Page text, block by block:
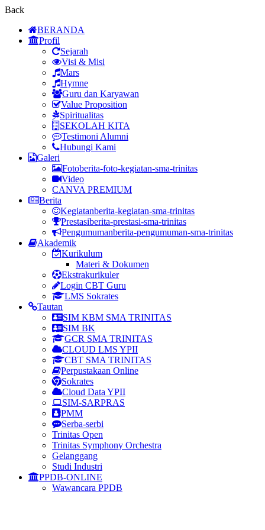
Back
BERANDA
Profil
Sejarah
Visi & Misi
Mars
Hymne
Guru dan Karyawan
Value Proposition
Spiritualitas
SEKOLAH KITA
Testimoni Alumni
Hubungi Kami
Galeri
Fotoberita-foto-kegiatan-sma-trinitas
Video
CANVA PREMIUM
Berita
Kegiatanberita-kegiatan-sma-trinitas
Prestasiberita-prestasi-sma-trinitas
Pengumumanberita-pengumuman-sma-trinitas
Akademik
Kurikulum
Materi & Dokumen
Ekstrakurikuler
Login CBT Guru
LMS Sokrates
Tautan
SIM KBM SMA TRINITAS
SIM BK
GCR SMA TRINITAS
CLOUD LMS YPII
CBT SMA TRINITAS
Perpustakaan Online
Sokrates
Cloud Data YPII
SIM-SARPRAS
PMM
Serba-serbi
Trinitas Open
Trinitas Symphony Orchestra
Gelanggang
Studi Industri
PPDB-ONLINE
Wawancara PPDB